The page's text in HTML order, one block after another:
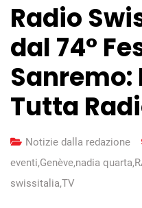
Radio
dal 74°
Sanremo:
Tutta
Notizie dalla redazione
eventi,Genève,nadia quarta,
swissitalia,TV